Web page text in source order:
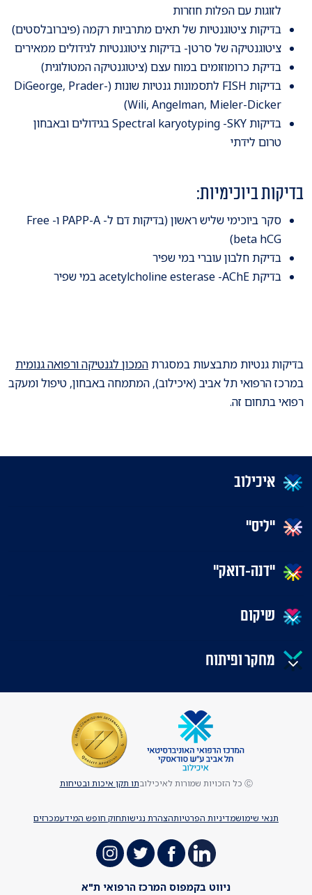
לזוגות עם הפלות חוזרות
בדיקות ציטוגנטיות של תאים מתרביות רקמה (פיברובלסטים)
ציטוגנטיקה של סרטן- בדיקות ציטוגנטיות לגידולים ממאירים
בדיקת כרומוזומים במוח עצם (ציטוגנטיקה המטולוגית)
בדיקות FISH לתסמונות גנטיות שונות (DiGeorge, Prader-
Wili, Angelman, Mieler-Dicker)
בדיקות Spectral karyotyping -SKY בגידולים ובאבחון
טרום לידתי
בדיקות ביוכימיות:
סקר ביוכימי שליש ראשון (בדיקות דם ל- PAPP-A ו- Free
beta hCG)
בדיקת חלבון עוברי במי שפיר
בדיקת acetylcholine esterase -AChE במי שפיר
בדיקות גנטיות מתבצעות במסגרתהמכון לגנטיקה ורפואה גנומית
במרכז הרפואי תל אביב (איכילוב), המתמחה באבחון, טיפול ומעקב
רפואי בתחום זה.
איכילוב
"ליס"
"דנה-דואק"
שיקום
מחקר ופיתוח
תנאי שימושמדיניות הפרטיותהצהרת נגישותחוק חופש המידעמכרזים
Ⓒ כל הזכויות שמורות לאיכילוב תו תקן איכות ובטיחות
ניווט בקמפוס המרכז הרפואי ת"א